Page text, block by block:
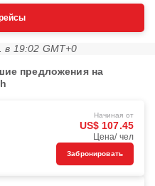
в 19:02 GMT+0
предложения на
Начиная от
US$ 107.45
Цена/ чел
Забронировать